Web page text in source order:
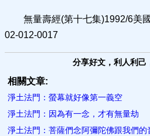
無量壽經(第十七集)1992/6美
02-012-0017
分享好文，利人利己
相關文章:
淨土法門：螢幕就好像第一義空
淨土法門：因為有一念，才有無量劫
淨土法門：菩薩們念阿彌陀佛跟我們